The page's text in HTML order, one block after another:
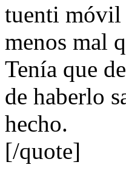
tuenti móvil
menos mal
Tenía que
de haberlo
hecho.
[/quote]